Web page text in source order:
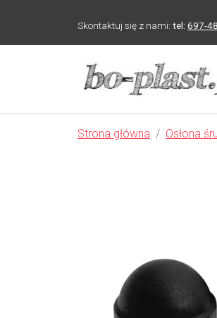
Skontaktuj się z nami: tel: 697-
Strona główna Osłona